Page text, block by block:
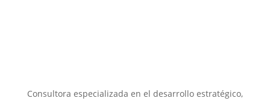
Consultora especializada en el desarrollo estratégico,